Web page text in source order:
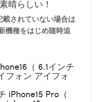
晴らしい！
されていない場合は
機種をはじめ随時追
（ 6.1インチ
フォン アイフォ
iPhone15 Pro（